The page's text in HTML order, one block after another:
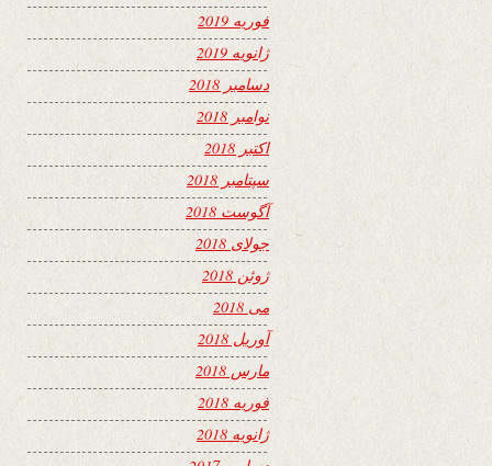
فوریه 2019
ژانویه 2019
دسامبر 2018
نوامبر 2018
اکتبر 2018
سپتامبر 2018
آگوست 2018
جولای 2018
ژوئن 2018
می 2018
آوریل 2018
مارس 2018
فوریه 2018
ژانویه 2018